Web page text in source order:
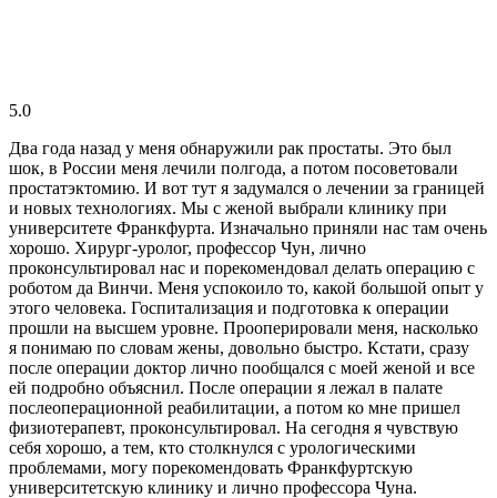
5.0
Два года назад у меня обнаружили рак простаты. Это был
шок, в России меня лечили полгода, а потом посоветовали
простатэктомию. И вот тут я задумался о лечении за границей
и новых технологиях. Мы с женой выбрали клинику при
университете Франкфурта. Изначально приняли нас там очень
хорошо. Хирург-уролог, профессор Чун, лично
проконсультировал нас и порекомендовал делать операцию с
роботом да Винчи. Меня успокоило то, какой большой опыт у
этого человека. Госпитализация и подготовка к операции
прошли на высшем уровне. Прооперировали меня, насколько
я понимаю по словам жены, довольно быстро. Кстати, сразу
после операции доктор лично пообщался с моей женой и все
ей подробно объяснил. После операции я лежал в палате
послеоперационной реабилитации, а потом ко мне пришел
физиотерапевт, проконсультировал. На сегодня я чувствую
себя хорошо, а тем, кто столкнулся с урологическими
проблемами, могу порекомендовать Франкфуртскую
университетскую клинику и лично профессора Чуна.